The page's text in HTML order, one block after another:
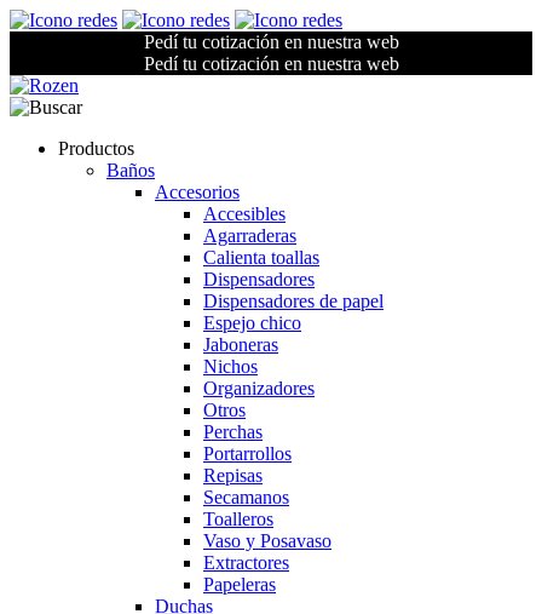
Pedí tu cotización en nuestra web
Pedí tu cotización en nuestra web
Productos
Baños
Accesorios
Accesibles
Agarraderas
Calienta toallas
Dispensadores
Dispensadores de papel
Espejo chico
Jaboneras
Nichos
Organizadores
Otros
Perchas
Portarrollos
Repisas
Secamanos
Toalleros
Vaso y Posavaso
Extractores
Papeleras
Duchas